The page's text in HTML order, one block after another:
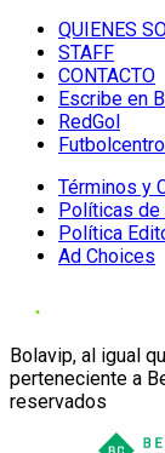
QUIENES
STAFF
CONTACTO
Escribe en
RedGol
Términos y
Políticas de
Política
Ad Choices
Bolavip, al igual
perteneciente a
reservados